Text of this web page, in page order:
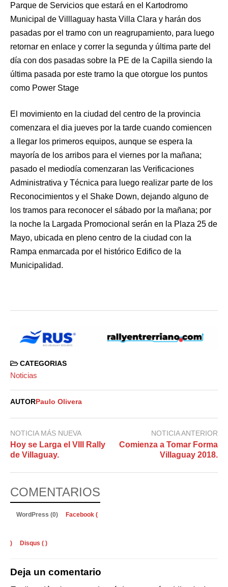
Parque de Servicios que estará en el Kartodromo
Municipal de Villlaguay hasta Villa Clara y harán dos
pasadas por el tramo con un reagrupamiento, para luego
retornar en enlace y correr la segunda y última parte del
día con dos pasadas sobre la PE de la Capilla siendo la
última pasada por este tramo la que otorgue los puntos
como Power Stage
El movimiento en la ciudad del centro de la provincia
comenzara el dia jueves por la tarde cuando comiencen
a llegar los primeros equipos, aunque se espera la
mayoría de los arribos para el viernes por la mañana;
pasado el mediodía comenzaran las Verificaciones
Administrativa y Técnica para luego realizar parte de los
Reconocimientos y el Shake Down, dejando alguno de
los tramos para reconocer el sábado por la mañana; por
la noche la Largada Promocional serán en la Plaza 25 de
Mayo, ubicada en pleno centro de la ciudad con la
Rampa enmarcada por el histórico Edifico de la
Municipalidad.
CATEGORIAS
Noticias
AUTOR Paulo Olivera
NOTICIA MÁS NUEVA
Hoy se Larga el VIII Rally
de Villaguay.
NOTICIA ANTERIOR
Comienza a Tomar Forma
Villaguay 2018.
COMENTARIOS
WordPress (0) Facebook (
) Disqus ( )
Deja un comentario